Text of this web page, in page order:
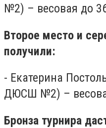
№2) – весовая до
Второе место и
получили:
- Екатерина
ДЮСШ №2) –
Бронза турнира